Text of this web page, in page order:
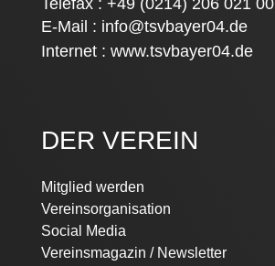
Telefax : +49 (0214) 206 021 00
E-Mail : info@tsvbayer04.de
Internet : www.tsvbayer04.de
DER VEREIN
Navigation
überspringen
Mitglied werden
Vereinsorganisation
Social Media
Vereinsmagazin / Newsletter